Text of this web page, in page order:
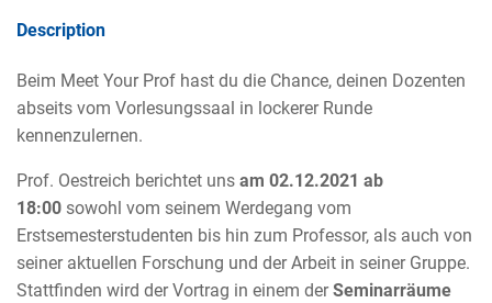
Description
Beim Meet Your Prof hast du die Chance, deinen Dozenten
abseits vom Vorlesungssaal in lockerer Runde
kennenzulernen.
Prof. Oestreich berichtet uns am 02.12.2021 ab
18:00 sowohl vom seinem Werdegang vom
Erstsemesterstudenten bis hin zum Professor, als auch von
seiner aktuellen Forschung und der Arbeit in seiner Gruppe.
Stattfinden wird der Vortrag in einem derSeminarräume